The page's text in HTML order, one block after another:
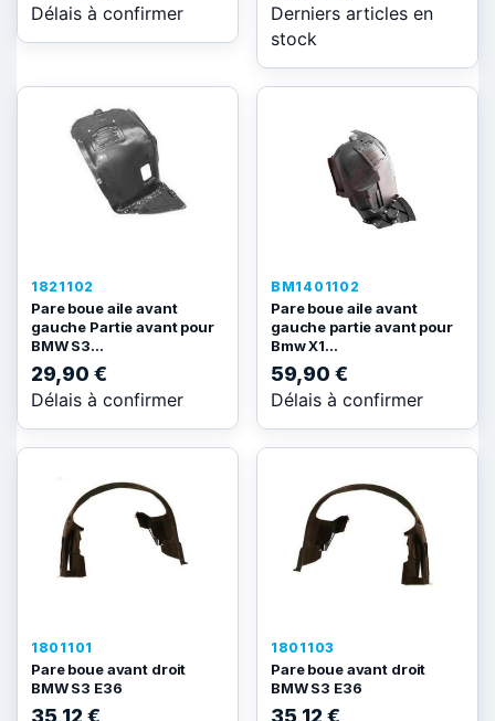
Délais à confirmer
Derniers articles en
stock
1821102
Pare boue aile avant
gauche Partie avant pour
BMW S3...
29,90 €
Délais à confirmer
BM1401102
Pare boue aile avant
gauche partie avant pour
Bmw X1...
59,90 €
Délais à confirmer
1801101
Pare boue avant droit
BMW S3 E36
35,12 €
1801103
Pare boue avant droit
BMW S3 E36
35,12 €